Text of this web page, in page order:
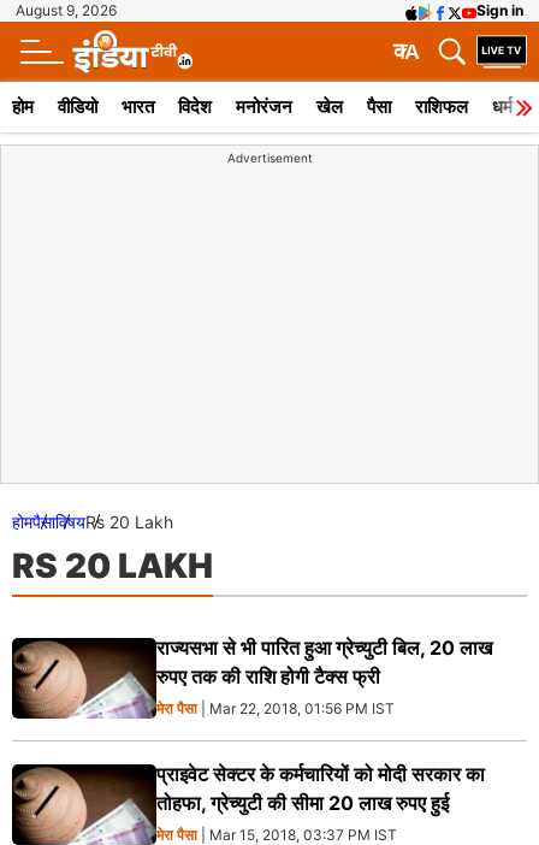
August 9, 2026 Sign in
A
क
होम वीडियो भारत विदेश मनोरंजन खेल पैसा राशिफल धर्म
Advertisement
होमपैसाविषयRs 20 Lakh
RS 20 LAKH
राज्यसभा से भी पारित हुआ ग्रेच्युटी बिल, 20 लाख
रुपए तक की राशि होगी टैक्स फ्री
मेरा पैसा| Mar 22, 2018, 01:56 PM IST
प्राइवेट सेक्‍टर के कर्मचारियों को मोदी सरकार का
तोहफा, ग्रेच्‍युटी की सीमा 20 लाख रुपए हुई
मेरा पैसा| Mar 15, 2018, 03:37 PM IST